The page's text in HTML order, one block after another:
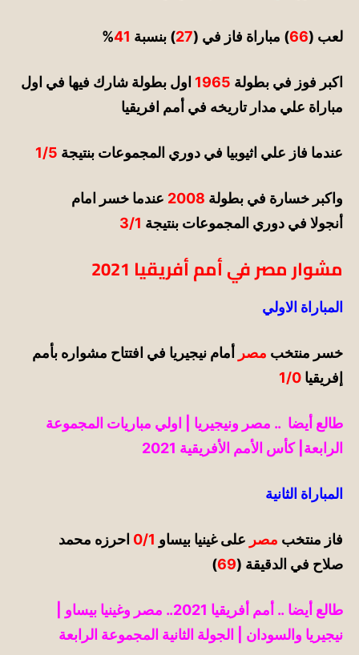
لعب (66) مباراة فاز في (27) بنسبة 41
%
اكبر فوز في بطولة 1965 اول بطولة شارك فيها في اول
مباراة علي مدار تاريخه في أمم افريقيا
عندما فاز علي اثيوبيا في دوري المجموعات بنتيجة 1/5
واكبر خسارة في بطولة 2008 عندما خسر امام
أنجولا في دوري المجموعات بنتيجة 3/1
مشوار مصر في أمم أفريقيا 2021
المباراة الاولي
خسر منتخب مصر أمام نيجيريا في افتتاح مشواره بأمم
إفريقيا 1/0
طالع أيضا .. مصر ونيجيريا | اولي مباريات المجموعة
الرابعة| كأس الأمم الأفريقية 2021
المباراة الثانية
فاز منتخب مصر على غينيا بيساو 0/1 احرزه محمد
صلاح في الدقيقة (69
)
طالع أيضا ..
أمم أفريقيا 2021.. مصر وغينيا بيساو |
نيجيريا والسودان | الجولة الثانية المجموعة الرابعة